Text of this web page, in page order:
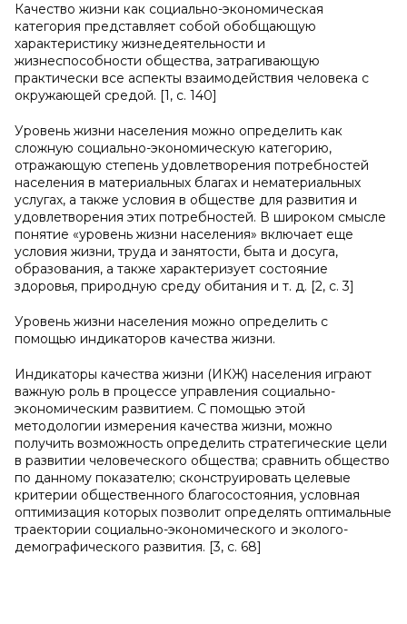
Качество жизни как социально-экономическая
категория представляет собой обобщающую
характеристику жизнедеятельности и
жизнеспособности общества, затрагивающую
практически все аспекты взаимодействия человека с
окружающей средой. [1, с. 140]
Уровень жизни населения можно определить как
сложную социально-экономическую категорию,
отражающую степень удовлетворения потребностей
населения в материальных благах и нематериальных
услугах, а также условия в обществе для развития и
удовлетворения этих потребностей. В широком смысле
понятие «уровень жизни населения» включает еще
условия жизни, труда и занятости, быта и досуга,
образования, а также характеризует состояние
здоровья, природную среду обитания и т. д. [2, с. 3]
Уровень жизни населения можно определить с
помощью индикаторов качества жизни.
Индикаторы качества жизни (ИКЖ) населения играют
важную роль в процессе управления социально-
экономическим развитием. С помощью этой
методологии измерения качества жизни, можно
получить возможность определить стратегические цели
в развитии человеческого общества; сравнить общество
по данному показателю; сконструировать целевые
критерии общественного благосостояния, условная
оптимизация которых позволит определять оптимальные
траектории социально-экономического и эколого-
демографического развития. [3, с. 68]